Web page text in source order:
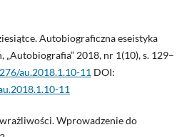
Autobiograficzna eseistyka
2018, nr 1(10), s. 129–
au.2018.1.10-11 DOI:
11
Wprowadzenie do